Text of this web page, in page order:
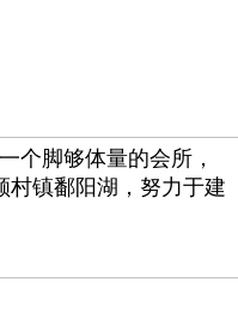
个脚够体量的会所，
村镇鄱阳湖，努力于建